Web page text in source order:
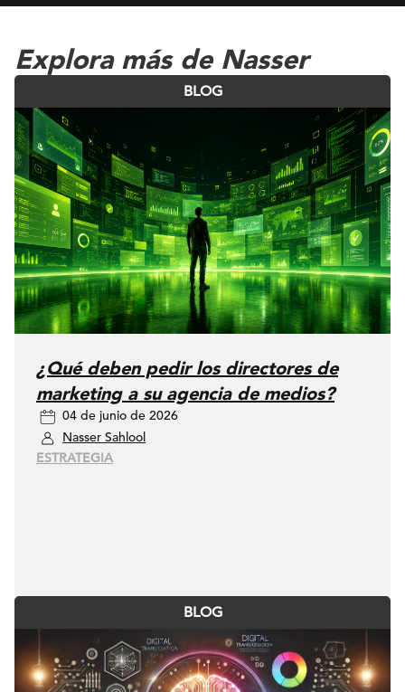
Explora más de Nasser
BLOG
¿Qué deben pedir los directores de
marketing a su agencia de medios?
04 de junio de 2026
Nasser Sahlool
ESTRATEGIA
BLOG